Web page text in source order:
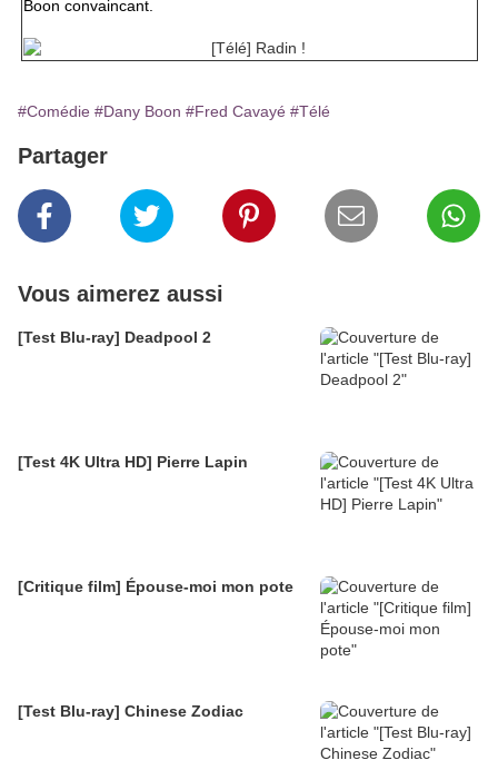
Boon convaincant.
#Comédie #Dany Boon #Fred Cavayé #Télé
Partager
Vous aimerez aussi
[Test Blu-ray] Deadpool 2
[Test 4K Ultra HD] Pierre Lapin
[Critique film] Épouse-moi mon pote
[Test Blu-ray] Chinese Zodiac